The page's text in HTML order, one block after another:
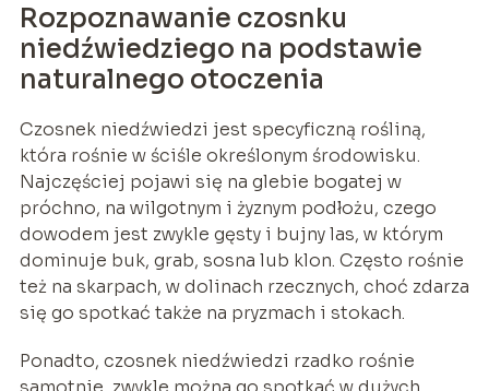
Rozpoznawanie czosnku
niedźwiedziego na podstawie
naturalnego otoczenia
Czosnek niedźwiedzi jest specyficzną rośliną,
która rośnie w ściśle określonym środowisku.
Najczęściej pojawi się na glebie bogatej w
próchno, na wilgotnym i żyznym podłożu, czego
dowodem jest zwykle gęsty i bujny las, w którym
dominuje buk, grab, sosna lub klon. Często rośnie
też na skarpach, w dolinach rzecznych, choć zdarza
się go spotkać także na pryzmach i stokach.
Ponadto, czosnek niedźwiedzi rzadko rośnie